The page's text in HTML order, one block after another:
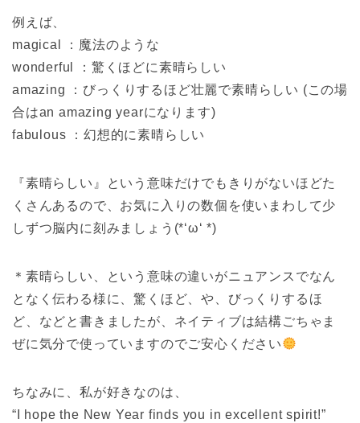
例えば、
magical ：魔法のような
wonderful ：驚くほどに素晴らしい
amazing ：びっくりするほど壮麗で素晴らしい (この場
合はan amazing yearになります)
fabulous ：幻想的に素晴らしい
『素晴らしい』という意味だけでもきりがないほどた
くさんあるので、お気に入りの数個を使いまわして少
しずつ脳内に刻みましょう(*‘ω‘ *)
＊素晴らしい、という意味の違いがニュアンスでなん
となく伝わる様に、驚くほど、や、びっくりするほ
ど、などと書きましたが、ネイティブは結構ごちゃま
ぜに気分で使っていますのでご安心ください
ちなみに、私が好きなのは、
“I hope the New Year finds you in excellent spirit!”